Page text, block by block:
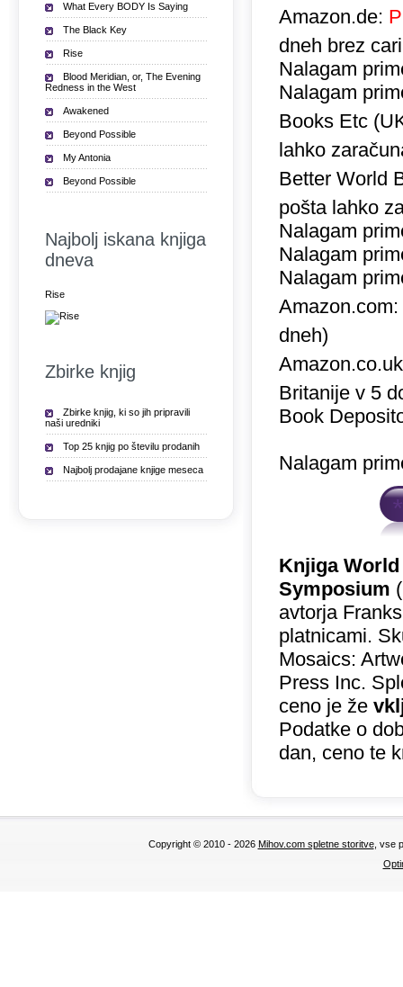
Amazon.de:
dneh brez
Nalagam
Nalagam
Books Etc
lahko
Better World
pošta lahko
Nalagam
Nalagam
Nalagam
Amazon.com:
dneh)
Britanije v 5
Book
Nalagam
Knjiga
Symposium
avtorja
platnicami.
Mosaics:
Press Inc.
ceno je že
Podatke o
dan, ceno te
What Every BODY Is Saying
The Black Key
Rise
Blood Meridian, or, The Evening
Redness in the West
Awakened
Beyond Possible
My Antonia
Beyond Possible
Najbolj iskana knjiga
dneva
Rise
Zbirke knjig
Zbirke knjig, ki so jih pripravili
naši uredniki
Top 25 knjig po številu prodanih
Najbolj prodajane knjige meseca
Copyright © 2010 - 2026 Mihov.com spletne storitve, vse